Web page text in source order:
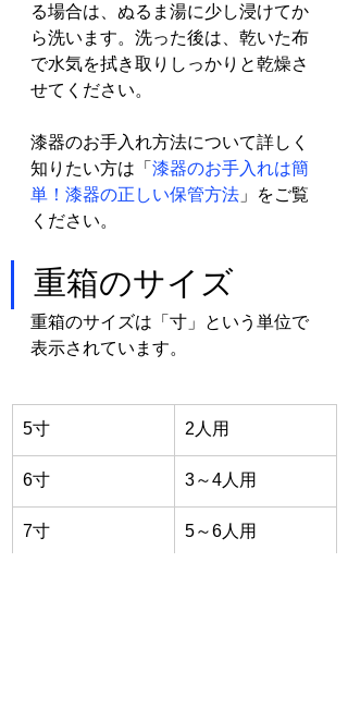
る場合は、ぬるま湯に少し浸けてか
ら洗います。洗った後は、乾いた布
で水気を拭き取りしっかりと乾燥さ
せてください。
漆器のお手入れ方法について詳しく
知りたい方は「 漆器のお手入れは簡
単！漆器の正しい保管方法 」をご覧
ください。
重箱のサイズ
重箱のサイズは「寸」という単位で
表示されています。
5寸 2人用
6寸 ​3～4人用
7寸 5～6人用